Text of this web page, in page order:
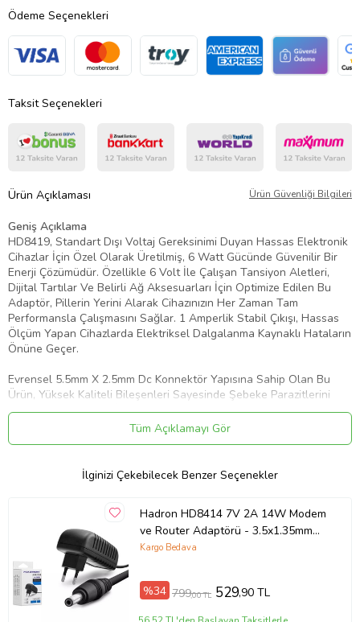
Ödeme Seçenekleri
Taksit Seçenekleri
Ürün Açıklaması Ürün Güvenliği Bilgileri
Geniş Açıklama
HD8419, Standart Dışı Voltaj Gereksinimi Duyan Hassas Elektronik
Cihazlar İçin Özel Olarak Üretilmiş, 6 Watt Gücünde Güvenilir Bir
Enerji Çözümüdür. Özellikle 6 Volt İle Çalışan Tansiyon Aletleri,
Dijital Tartılar Ve Belirli Ağ Aksesuarları İçin Optimize Edilen Bu
Adaptör, Pillerin Yerini Alarak Cihazınızın Her Zaman Tam
Performansla Çalışmasını Sağlar. 1 Amperlik Stabil Çıkışı, Hassas
Ölçüm Yapan Cihazlarda Elektriksel Dalgalanma Kaynaklı Hataların
Önüne Geçer.
Evrensel 5.5mm X 2.5mm Dc Konnektör Yapısına Sahip Olan Bu
Ürün, Yüksek Kaliteli Bileşenleri Sayesinde Şebeke Parazitlerini
Süzerek Temiz Enerji İletimi Sağlar. Isınmaya Dayanıklı Kompakt
Gövdesi Ve Akıllı Devre Mimarisi; Kısa Devre, Aşırı Akım Ve Yüksek
Voltaj Korumaları İle Donatılarak Bağlı Cihazlarınızın Güvenliğini En
Toplam Güç (watt) 6W Uç / Konnektör Tipi 5.5mm X 2.5mm (dc
Renk / Kondisyon Siyah / Sıfır Kutulu Ürün
Uyumlu Cihaz Ve Seriler
Bu Adaptör, 6V 1A Ve 5.5x2.5mm Girişi Olan Şu Cihaz Gruplarıyla
Tüm Açıklamayı Gör
İlginizi Çekebilecek Benzer Seçenekler
Hadron HD8414 7V 2A 14W Modem
ve Router Adaptörü - 3.5x1.35mm
İnce Uç
Kargo Bedava
%34 799,00 TL 529,90 TL